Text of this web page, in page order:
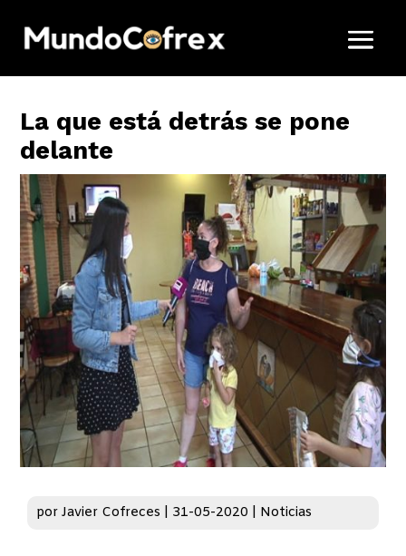
La que está detrás se pone
delante
porJavier Cofreces 31-05-2020 Noticias